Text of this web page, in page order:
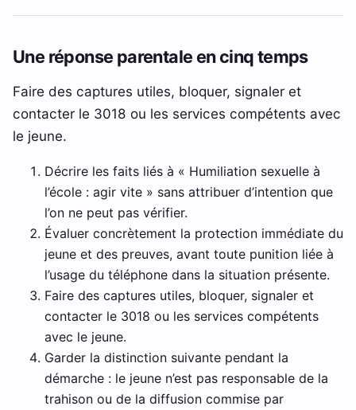
Une réponse parentale en cinq temps
Faire des captures utiles, bloquer, signaler et
contacter le 3018 ou les services compétents avec
le jeune.
Décrire les faits liés à « Humiliation sexuelle à
l’école : agir vite » sans attribuer d’intention que
l’on ne peut pas vérifier.
Évaluer concrètement la protection immédiate du
jeune et des preuves, avant toute punition liée à
l’usage du téléphone dans la situation présente.
Faire des captures utiles, bloquer, signaler et
contacter le 3018 ou les services compétents
avec le jeune.
Garder la distinction suivante pendant la
démarche : le jeune n’est pas responsable de la
trahison ou de la diffusion commise par